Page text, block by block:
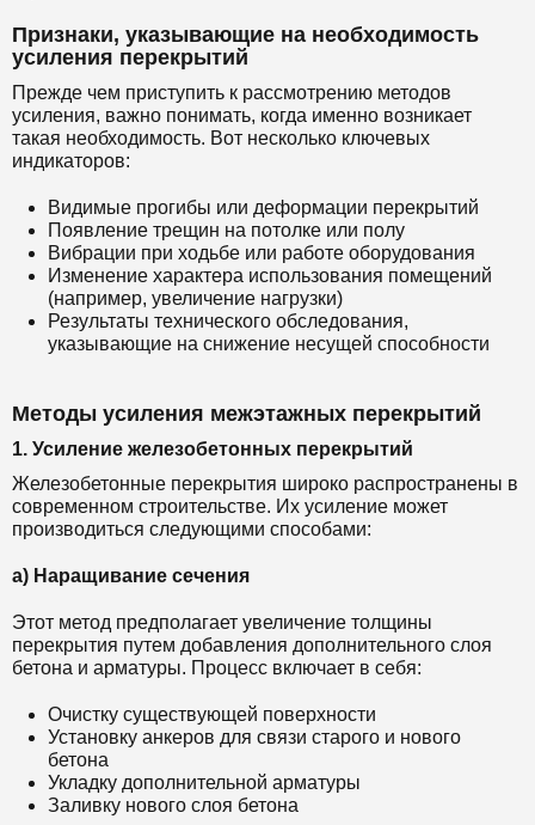
Признаки, указывающие на необходимость
усиления перекрытий
Прежде чем приступить к рассмотрению методов
усиления, важно понимать, когда именно возникает
такая необходимость. Вот несколько ключевых
индикаторов:
Видимые прогибы или деформации перекрытий
Появление трещин на потолке или полу
Вибрации при ходьбе или работе оборудования
Изменение характера использования помещений
(например, увеличение нагрузки)
Результаты технического обследования,
указывающие на снижение несущей способности
Методы усиления межэтажных перекрытий
1. Усиление железобетонных перекрытий
Железобетонные перекрытия широко распространены в
современном строительстве. Их усиление может
производиться следующими способами:
а) Наращивание сечения
Этот метод предполагает увеличение толщины
перекрытия путем добавления дополнительного слоя
бетона и арматуры. Процесс включает в себя:
Очистку существующей поверхности
Установку анкеров для связи старого и нового
бетона
Укладку дополнительной арматуры
Заливку нового слоя бетона